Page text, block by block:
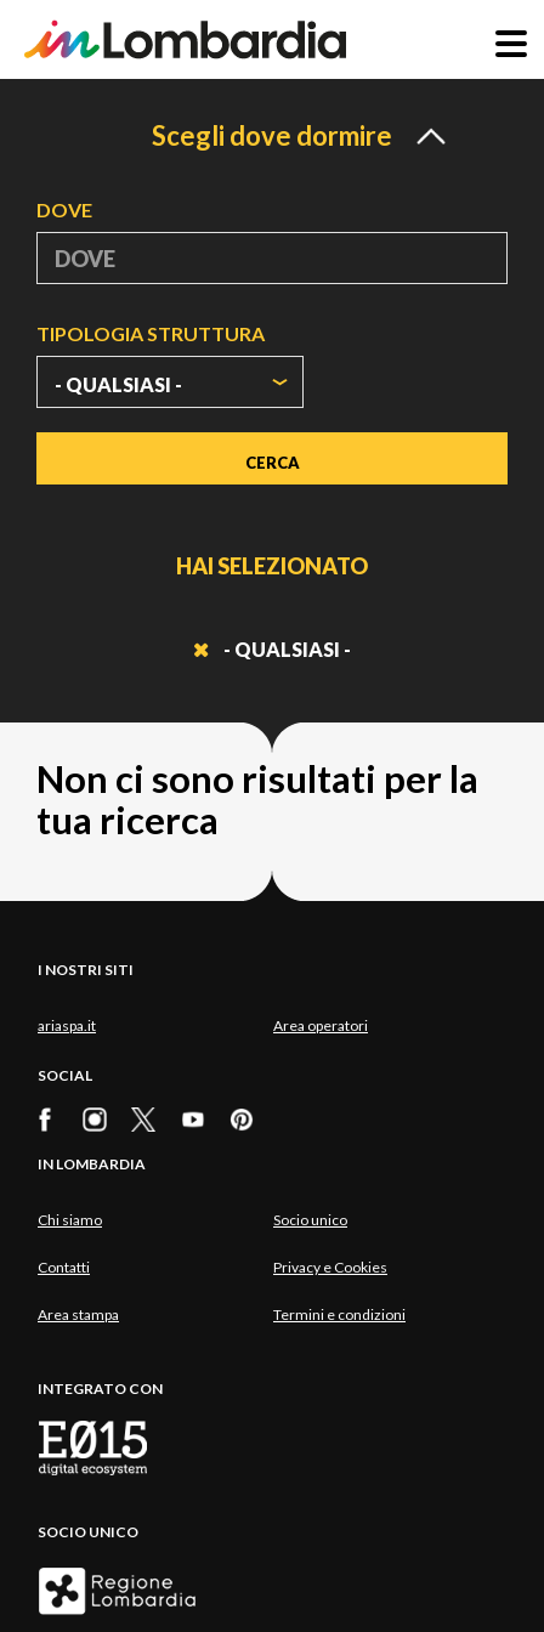
Scegli dove dormire
DOVE
TIPOLOGIA STRUTTURA
HAI SELEZIONATO
- QUALSIASI -
Non ci sono risultati per la
tua ricerca
I NOSTRI SITI
ariaspa.it Area operatori
SOCIAL
IN LOMBARDIA
Chi siamo Socio unico
Contatti Privacy e Cookies
Area stampa Termini e condizioni
INTEGRATO CON
SOCIO UNICO